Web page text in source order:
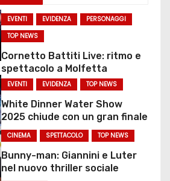
EVENTI EVIDENZA
PERSONAGGI
TOP NEWS
Cornetto Battiti Live: ritmo e
spettacolo a Molfetta
EVENTI EVIDENZA TOP NEWS
White Dinner Water Show
2025 chiude con un gran finale
CINEMA SPETTACOLO TOP NEWS
Bunny-man: Giannini e Luter
nel nuovo thriller sociale